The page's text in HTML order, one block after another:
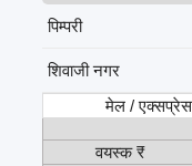
पिम्परी
शिवाजी नगर
मेल / एक्सप्रेस,
वयस्क ₹